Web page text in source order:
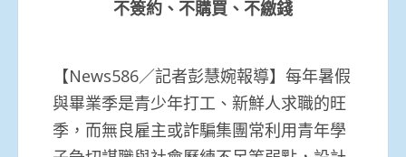
不簽約、不購買、不繳錢
【News586／記者彭慧婉報導】每年暑假
與畢業季是青少年打工、新鮮人求職的旺
季，而無良雇主或詐騙集團常利用青年學